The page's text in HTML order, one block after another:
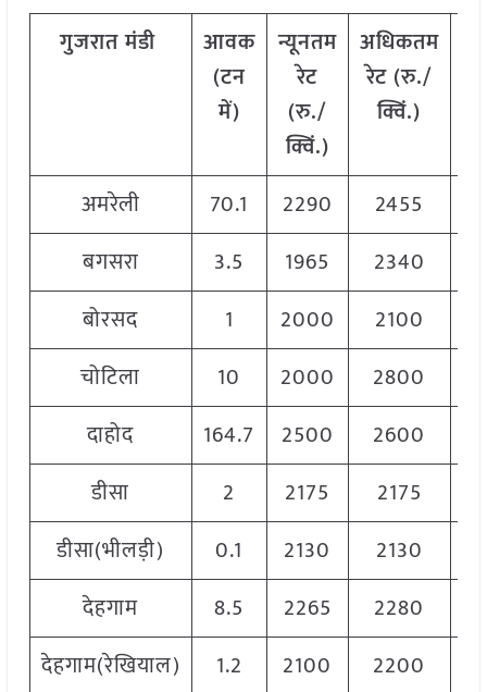
गुजरातमंडी
आवक
(टन
में)
न्यूनतम
रेट
(रु./
क्विं.)
अधिकतम
रेट (रु./
क्विं.)
अमरेली 70.1 2290 2455
बगसरा
3.5 1965 2340
बोरसद
1 2000 2100
चोटिला
10 2000 2800
दाहोद
164.7 2500 2600
डीसा
2 2175 2175
डीसा(भीलड़ी)
0.1 2130 2130
देहगाम
8.5 2265 2280
देहगाम(रेखियाल)
1.2 2100 2200